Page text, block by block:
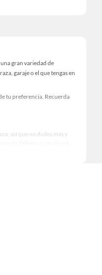
gran variedad de
garaje o el que tengas en
tu preferencia. Recuerda
así que no dudes más y